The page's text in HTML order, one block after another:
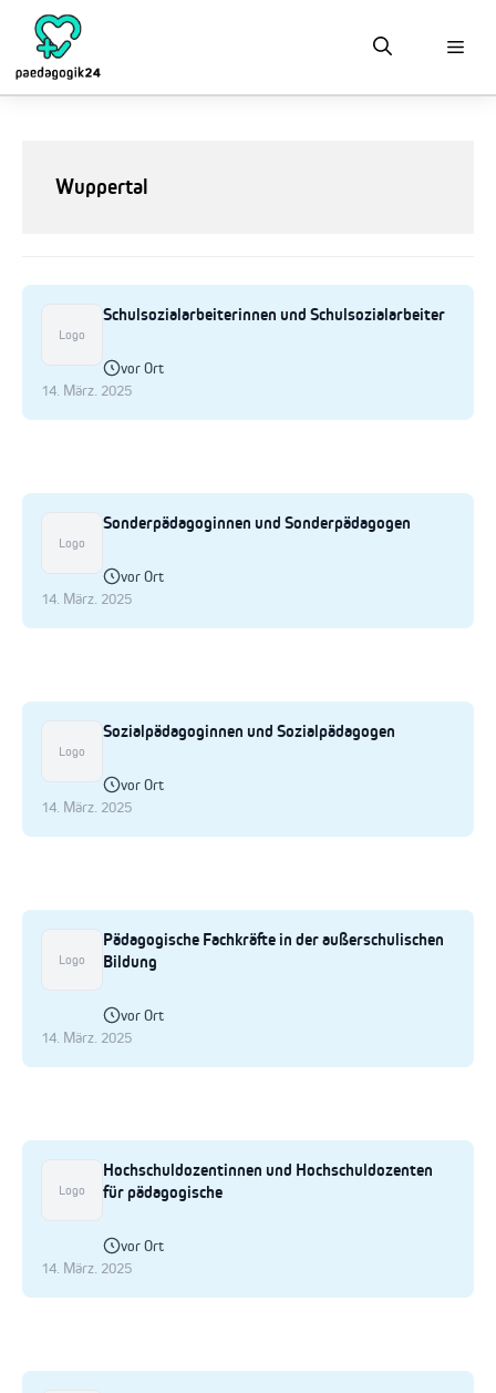
Inhalt
springen
Wuppertal
Logo
Schulsozialarbeiterinnen und Schulsozialarbeiter
vor Ort
14. März. 2025
Logo
Sonderpädagoginnen und Sonderpädagogen
vor Ort
14. März. 2025
Logo
Sozialpädagoginnen und Sozialpädagogen
vor Ort
14. März. 2025
Logo
Pädagogische Fachkräfte in der außerschulischen
Bildung
vor Ort
14. März. 2025
Logo
Hochschuldozentinnen und Hochschuldozenten
für pädagogische
vor Ort
14. März. 2025